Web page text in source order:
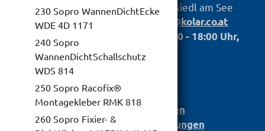
230 Sopro WannenDichtEcke
WDE 4D 1171
240 Sopro
WannenDichtSchallschutz
WDS 814
250 Sopro Racofix®
Montagekleber RMK 818
260 Sopro Fixier- &
Untere Hauptstr. 79, 7100 Neusiedl am See
Telefon:+43 2167 2698
info@kolar.co.at
Öffnungszeiten: Mo. bis Fr.: 07.00 - 18:00 Uhr,
Sa.: 07:30 - 12:00
Bau­stoff­­ka­ta­log
Leistungserklärungen
Barrierefreiheit Einstellungen